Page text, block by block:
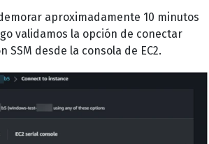
aproximadamente 10 minutos
validamos la opción de conectar
SSM desde la consola de EC2.